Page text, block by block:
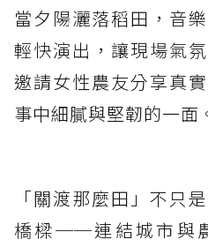
當夕陽灑落稻田，音
輕快演出，讓現場氣
邀請女性農友分享真
事中細膩與堅韌的一面
「關渡那麼田」不只
橋樑──連結城市與